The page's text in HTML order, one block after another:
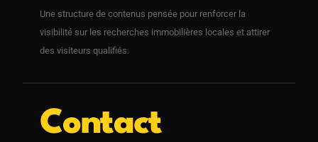
Une structure de contenus pensée pour renforcer la
visibilité sur les recherches immobilières locales et attirer
des visiteurs qualifiés.
Contact